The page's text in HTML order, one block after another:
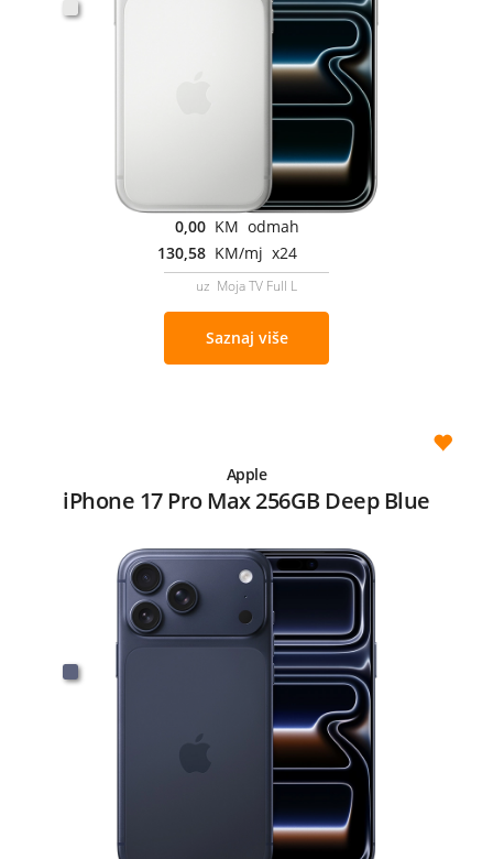
0,00 KM odmah
130,58 KM/mj x24
uz Moja TV Full L
Saznaj više
Apple
iPhone 17 Pro Max 256GB Deep Blue